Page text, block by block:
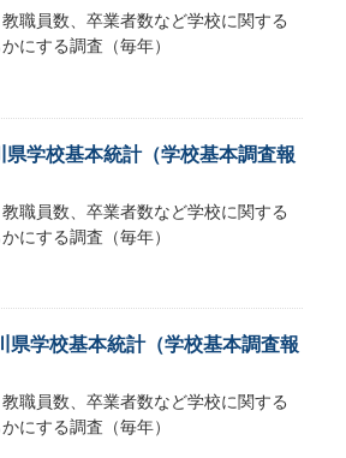
職員数、卒業者数など学校に関する
にする調査（毎年）
学校基本統計（学校基本調査報
職員数、卒業者数など学校に関する
にする調査（毎年）
県学校基本統計（学校基本調査報
職員数、卒業者数など学校に関する
にする調査（毎年）